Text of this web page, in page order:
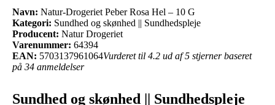
Navn: Natur-Drogeriet Peber Rosa Hel – 10 G
Kategori: Sundhed og skønhed || Sundhedspleje
Producent: Natur Drogeriet
Varenummer: 64394
EAN: 5703137961064Vurderet til 4.2 ud af 5 stjerner baseret
på 34 anmeldelser
Sundhed og skønhed || Sundhedspleje